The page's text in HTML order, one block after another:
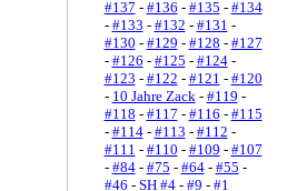
#137 - #136 - #135 - #134
- #133 - #132 - #131 -
#130 - #129 - #128 - #127
- #126 - #125 - #124-
#123 - #122 - #121 - #120
- 10 Jahre Zack- #119 -
#118 - #117 - #116 - #115
- #114- #113 - #112 -
#111 - #110 - #109 - #107
- #84- #75 - #64- #55 -
#46 - SH #4- #9 - #1